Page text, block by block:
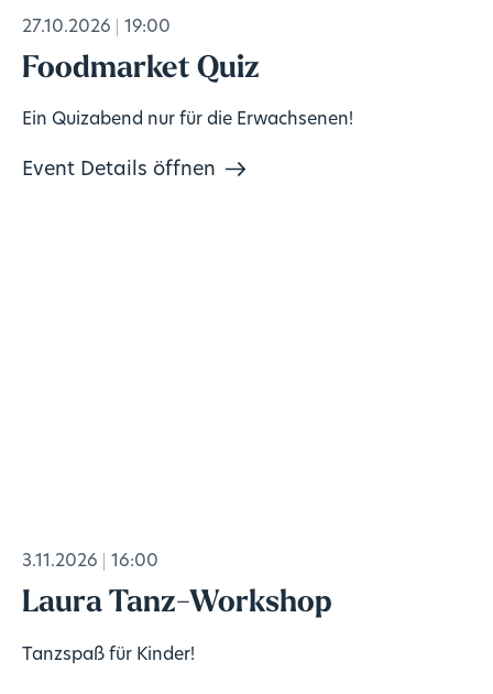
27.10.2026 19:00
Foodmarket Quiz
Ein Quizabend nur für die Erwachsenen!
Event Details öffnen
3.11.2026 16:00
Laura Tanz-Workshop
Tanzspaß für Kinder!